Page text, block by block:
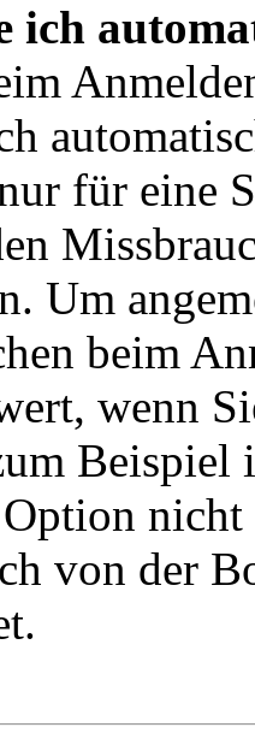
ich
für eine
Um
beim
wenn
Beispiel
von der